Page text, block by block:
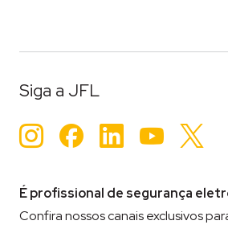
Siga a JFL
Instagram
Facebook
LinkedIn
É profissional de segurança
Confira nossos canais exclusivos